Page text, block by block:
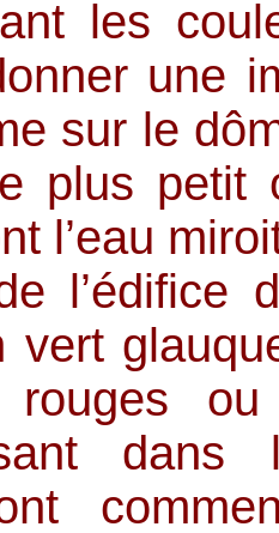
les
une
sur le
plus petit
l’eau
l’édifice
vert
rouges
dans